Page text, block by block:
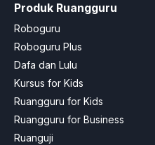
Produk Ruangguru
Roboguru
Roboguru Plus
Dafa dan Lulu
Kursus for Kids
Ruangguru for Kids
Ruangguru for Business
Ruanguji